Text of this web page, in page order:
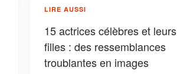
LIRE AUSSI
15 actrices célèbres et leurs
filles : des ressemblances
troublantes en images